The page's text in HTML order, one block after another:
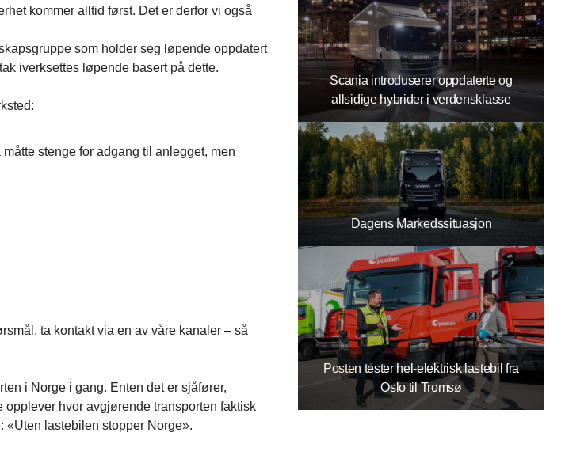
kommer alltid først. Det er derfor vi også
som holder seg løpende oppdatert
iverksettes løpende basert på dette.
stenge for adgang til anlegget, men
ta kontakt via en av våre kanaler – så
i Norge i gang. Enten det er sjåfører,
hvor avgjørende transporten faktisk
«Uten lastebilen stopper Norge».
Scania introduserer oppdaterte og
allsidige hybrider i verdensklasse
Dagens Markedssituasjon
Posten tester hel-elektrisk lastebil fra
Oslo til Tromsø